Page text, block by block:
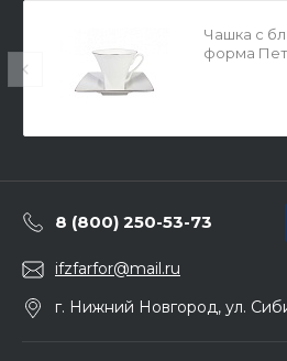
Чашка с
форма
8 (800) 250-53-73
ifzfarfor@mail.ru
г. Нижний Новгород, ул.